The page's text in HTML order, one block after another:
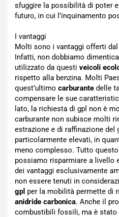
sfuggire la possibilità di poter
futuro, in cui l’inquinamento
I vantaggi
Molti sono i vantaggi offerti
Infatti, non dobbiamo
utilizzato da questi veicoli
rispetto alla benzina. Molti
quest’ultimo carburante delle
compensare le sue
lato, la richiesta di gpl non è
carburante non subisce molti
estrazione e di raffinazione
particolarmente elevati, in
meno complesso. Tutto
possiamo risparmiare a livello
dei vantaggi esclusivamente
non essere tenuti in
gpl per la mobilità permette di
anidride carbonica. Anche il
combustibili fossili, ma è